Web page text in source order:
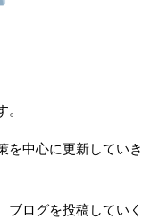
を中心に更新していき
ブログを投稿していく